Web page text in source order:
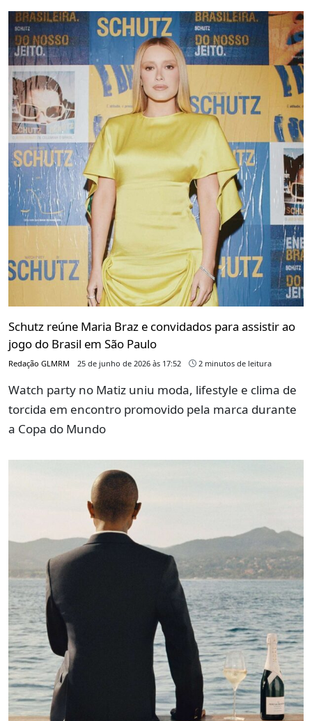
Schutz reúne Maria Braz e convidados para assistir ao
jogo do Brasil em São Paulo
Redação GLMRM 25 de junho de 2026 às 17:52 2 minutos de leitura
Watch party no Matiz uniu moda, lifestyle e clima de
torcida em encontro promovido pela marca durante
a Copa do Mundo